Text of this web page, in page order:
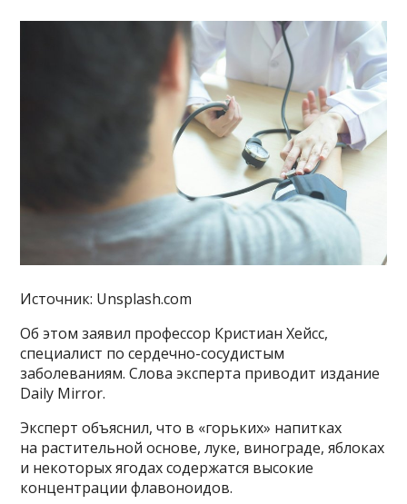
Источник: Unsplash.com
Об этом заявил профессор Кристиан Хейсс,
специалист по сердечно-сосудистым
заболеваниям. Слова эксперта приводит издание
Daily Mirror.
Эксперт объяснил, что в «горьких» напитках
на растительной основе, луке, винограде, яблоках
и некоторых ягодах содержатся высокие
концентрации флавоноидов.